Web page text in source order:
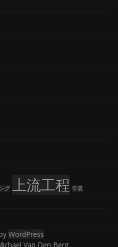
グ 上流工程 年収
WordPress
Van Den Berg.